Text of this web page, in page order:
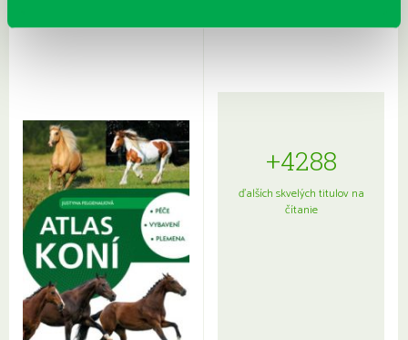
+4288
ďalších skvelých titulov na
čítanie